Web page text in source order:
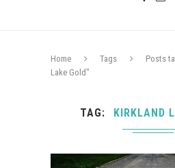
Home Tags
Posts
Lake Gold"
TAG KIRKLAND